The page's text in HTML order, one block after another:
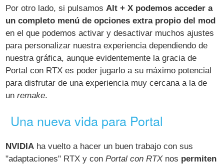
Por otro lado, si pulsamosAlt + X podemos acceder a
un completo menú de opciones extra propio del mod
en el que podemos activar y desactivar muchos ajustes
para personalizar nuestra experiencia dependiendo de
nuestra gráfica, aunque evidentemente la gracia de
Portal con RTX es poder jugarlo a su máximo potencial
para disfrutar de una experiencia muy cercana a la de
unremake.
Una nueva vida para Portal
NVIDIA ha vuelto a hacer un buen trabajo con sus
"adaptaciones" RTX y conPortal con RTXnos permiten